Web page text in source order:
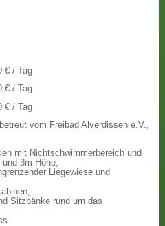
€ / Tag
€ / Tag
€ / Tag
vom Freibad Alverdissen e.V.,
mit Nichtschwimmerbereich und
3m Höhe,
Liegewiese und
Sitzbänke rund um das